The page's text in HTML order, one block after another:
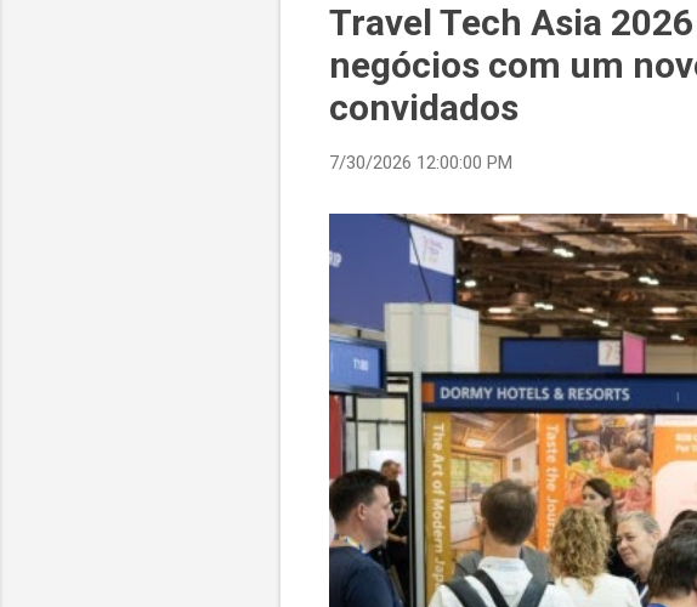
Travel Tech Asia
negócios com um
convidados
7/30/2026 12:00:00 PM